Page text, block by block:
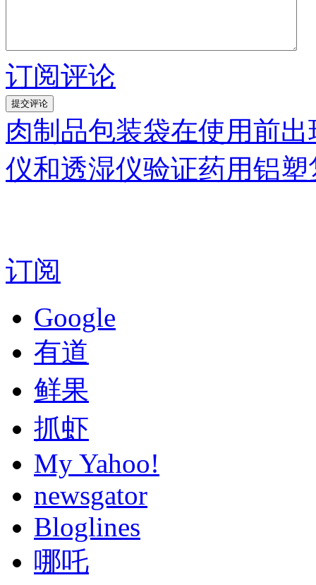
订阅评论
肉制品包装袋在使用前
仪和透湿仪验证药用铝
订阅
Google
有道
鲜果
抓虾
My Yahoo!
newsgator
Bloglines
哪吒